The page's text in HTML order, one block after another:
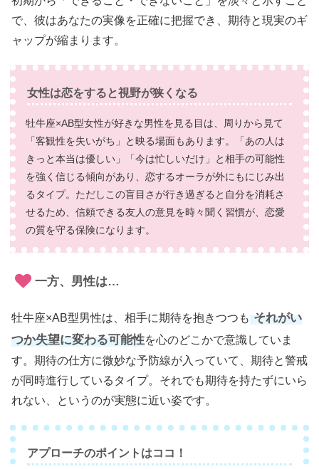
で、彼はあなたの実像を正確に把握でき、期待と現実のギ
ャップが縮まります。
女性は恋をすると視野が狭くなる
牡牛座×AB型女性が好きな男性を見る目は、周りから見て
「客観性を失いがち」と映る場面もあります。「あの人は
きっと本当は優しい」「今は忙しいだけ」と相手の可能性
を強く信じる傾向があり、恋するオーラが外にもにじみ出
るタイプ。ただしこの盲目さが行き過ぎると自分を消耗さ
せるため、信頼できる友人の意見を時々聞く習慣が、恋愛
の質を守る保険になります。
一方、男性は…
牡牛座×AB型男性は、相手に期待を抱きつつも それがい
つか失望に変わる可能性を心のどこかで意識していま
す。期待の仕方に微妙な予防線が入っていて、期待と警戒
が同時進行しているタイプ。それでも期待を持たずにいら
れない、というのが実態に近い姿です。
アプローチのポイントはココ！